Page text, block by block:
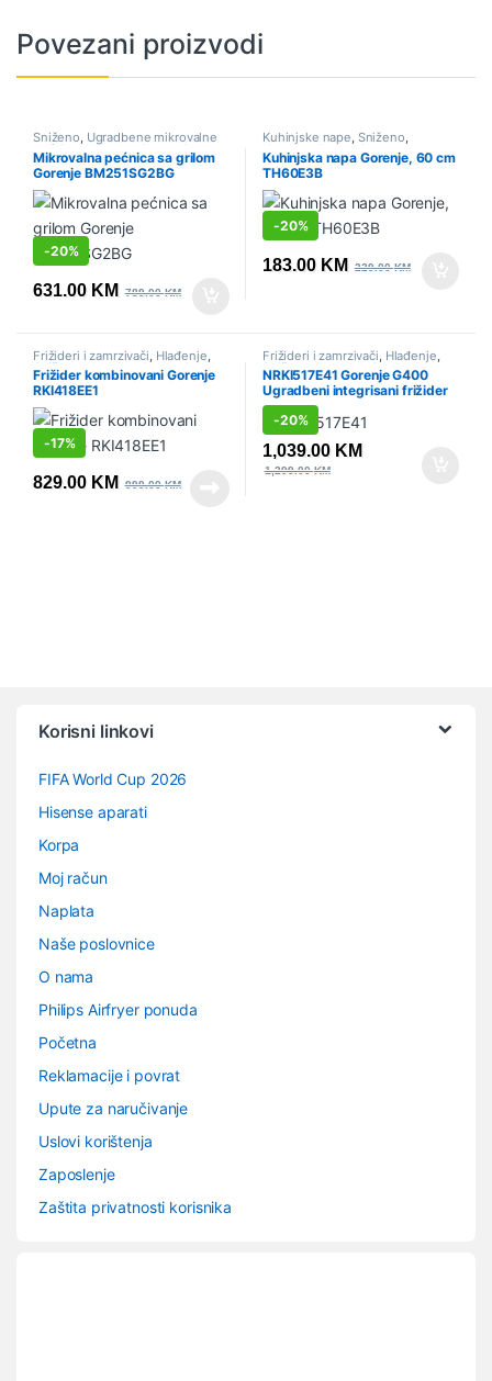
Povezani proizvodi
Sniženo, Ugradbene mikrovalne
pećnice ,Ugradbeni aparati
Mikrovalna pećnica sa grilom
Gorenje BM251SG2BG
-20%
631.00 KM 789.00KM
Kuhinjske nape, Sniženo,
Ugradbeni aparati
Kuhinjska napa Gorenje, 60 cm
TH60E3B
-20%
183.00 KM 229.00KM
Frižideri i zamrzivači Hlađenje
Sniženo ,Ugradbeni aparati
Ugradbeni frižideri
Frižider kombinovani Gorenje
RKI418EE1
-17%
829.00 KM 999.00KM
Frižideri i zamrzivači Hlađenje
Sniženo,Ugradbeni aparati
Ugradbeni frižideri
NRKI517E41 Gorenje G400
Ugradbeni integrisani frižider
sa zamrzivačem, 177.2 x 54 x
54.5 cm, Klizna baglama
-20%
1,039.00 KM
1,299.00KM
Korisni linkovi
FIFA World Cup 2026
Hisense aparati
Korpa
Moj račun
Naplata
Naše poslovnice
O nama
Philips Airfryer ponuda
Početna
Reklamacije i povrat
Upute za naručivanje
Uslovi korištenja
Zaposlenje
Zaštita privatnosti korisnika